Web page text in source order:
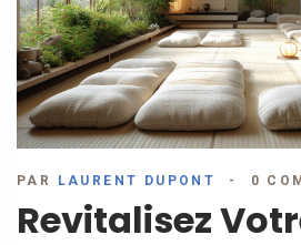
PAR LAURENT DUPONT 0
Revitalisez